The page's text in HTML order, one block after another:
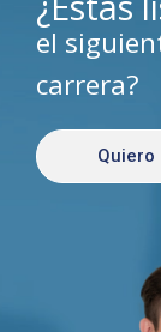
el
carrera?